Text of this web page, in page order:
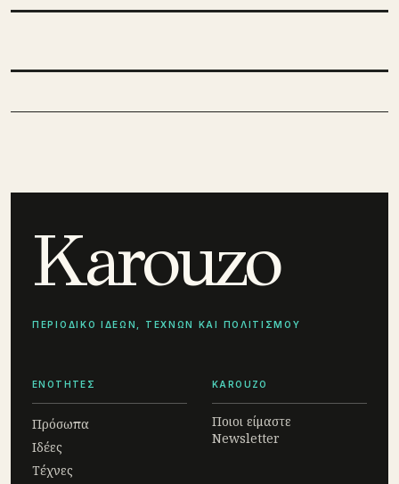
Karouzo
ΠΕΡΙΟΔΙΚΟ ΙΔΕΩΝ, ΤΕΧΝΩΝ ΚΑΙ ΠΟΛΙΤΙΣΜΟΥ
ΕΝΟΤΗΤΕΣ
Πρόσωπα
Ιδέες
Τέχνες
KAROUZO
Ποιοι είμαστε
Newsletter